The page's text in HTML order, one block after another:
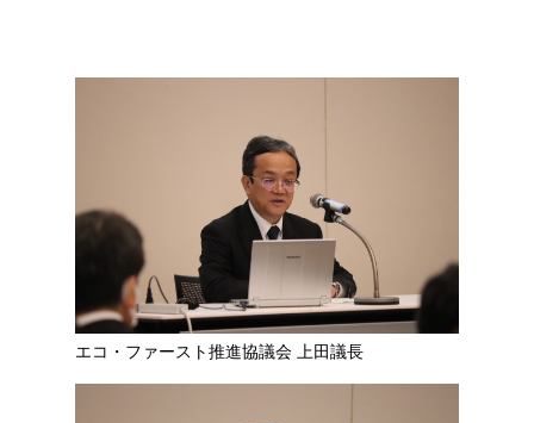
エコ・ファースト推進協議会 上田議長